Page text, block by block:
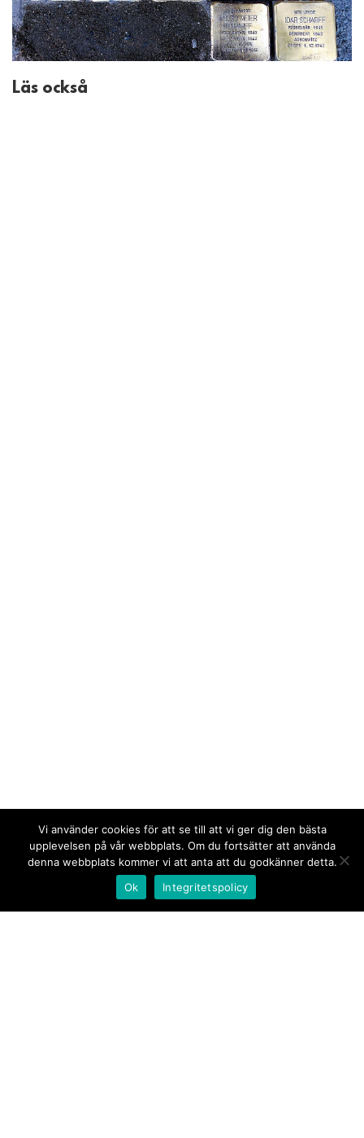
Läs också
Vi använder cookies för att se till att vi ger dig den bästa
upplevelsen på vår webbplats. Om du fortsätter att använda
denna webbplats kommer vi att anta att du godkänner detta.
Ok
Integritetspolicy